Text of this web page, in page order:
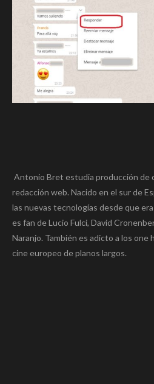
Antonio Bret estudia producción de
redacción web. Nacido en el sur de
las nuevas tecnologías desde que
es fan de Lucio Fulci, David
Naranjo. También es adicto a los one
cine europeo de planos largos.